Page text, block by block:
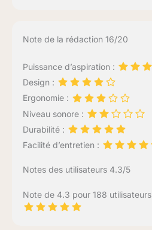
Note de la rédaction 16/20
Puissance d’aspiration :
Design :
Ergonomie :
Niveau sonore :
Durabilité :
Facilité d’entretien :
Notes des utilisateurs 4.3/5
Note de 4.3 pour 188 utilisateurs